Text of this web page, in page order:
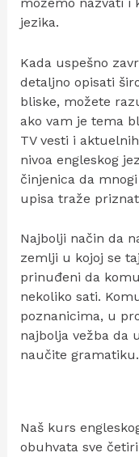
jezika.
Kada uspešno
detaljno opisati
bliske, možete
ako vam je tema
TV vesti i
nivoa engleskog
činjenica da
upisa traže
Najbolji način da
zemlji u kojoj se
prinuđeni da
nekoliko sati.
poznanicima, u
najbolja vežba da
naučite gramatiku.
Naš kurs
obuhvata sve